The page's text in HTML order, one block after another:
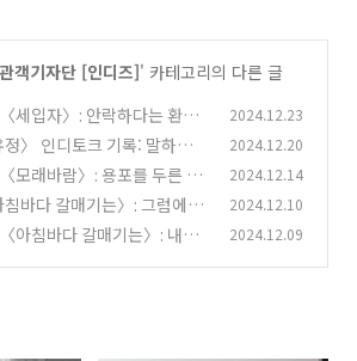
관객기자단 [인디즈]' 카테고리의 다른 글
세입자〉: 안락하다는 환각
2024.12.23
〉 인디토크 기록: 말하지
2024.12.20
모래바람〉: 용포를 두른 여
2024.12.14
바다 갈매기는〉: 그럼에도
2024.12.10
아침바다 갈매기는〉: 내일
2024.12.09